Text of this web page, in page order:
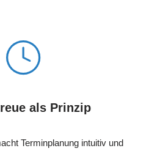
als Prinzip
Terminplanung intuitiv und